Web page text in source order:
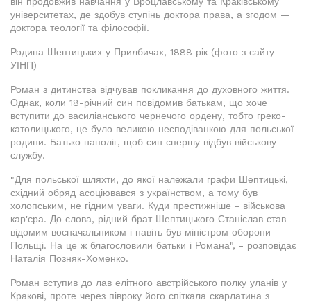
університетах, де здобув ступінь доктора права, а згодом —
доктора теології та філософії.
Родина Шептицьких у Прилбичах, 1888 рік (фото з сайту
УІНП)
Роман з дитинства відчував покликання до духовного життя.
Однак, коли 18-річний син повідомив батькам, що хоче
вступити до василіанського чернечого ордену, тобто греко-
католицького, це було великою несподіванкою для польської
родини. Батько наполіг, щоб син спершу відбув військову
службу.
"Для польської шляхти, до якої належали графи Шептицькі,
східний обряд асоціювався з українством, а тому був
холопським, не гідним уваги. Куди престижніше - військова
кар'єра. До слова, рідний брат Шептицького Станіслав став
відомим воєначальником і навіть був міністром оборони
Польщі. На це ж благословили батьки і Романа", - розповідає
Наталія Позняк-Хоменко.
Роман вступив до лав елітного австрійського полку уланів у
Кракові, проте через півроку його спіткала скарлатина з